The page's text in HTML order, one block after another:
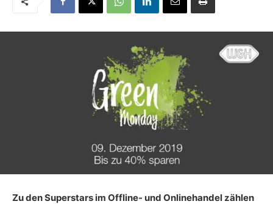
Zu den Superstars im Offline- und Onlinehandel zählen